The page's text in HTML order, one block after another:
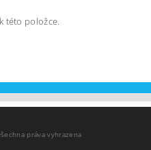
této položce.
práva vyhrazena